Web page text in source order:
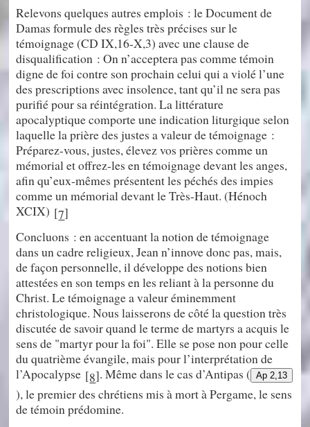
Relevons quelques autres emplois : le Document de
Damas formule des règles très précises sur le
témoignage (CD IX,16-X,3) avec une clause de
disqualification : On n’acceptera pas comme témoin
digne de foi contre son prochain celui qui a violé l’une
des prescriptions avec insolence, tant qu’il ne sera pas
purifié pour sa réintégration. La littérature
apocalyptique comporte une indication liturgique selon
laquelle la prière des justes a valeur de témoignage :
Préparez-vous, justes, élevez vos prières comme un
mémorial et offrez-les en témoignage devant les anges,
afin qu’eux-mêmes présentent les péchés des impies
comme un mémorial devant le Très-Haut. (Hénoch
XCIX) [7]
Concluons : en accentuant la notion de témoignage
dans un cadre religieux, Jean n’innove donc pas, mais,
de façon personnelle, il développe des notions bien
attestées en son temps en les reliant à la personne du
Christ. Le témoignage a valeur éminemment
christologique. Nous laisserons de côté la question très
discutée de savoir quand le terme de martyrs a acquis le
sens de "martyr pour la foi". Elle se pose non pour celle
du quatrième évangile, mais pour l’interprétation de
l’Apocalypse [8]. Même dans le cas d’Antipas ( Ap 2,13
), le premier des chrétiens mis à mort à Pergame, le sens
de témoin prédomine.